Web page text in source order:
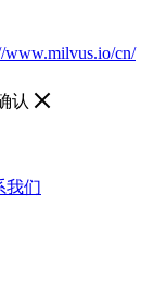
www.milvus.io/cn/
认
我们